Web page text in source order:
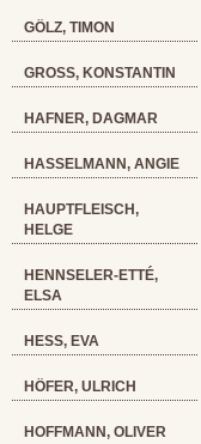
GÖLZ, TIMON
GROSS, KONSTANTIN
HAFNER, DAGMAR
HASSELMANN, ANGIE
HAUPTFLEISCH,
HELGE
HENNSELER-ETTÉ,
ELSA
HESS, EVA
HÖFER, ULRICH
HOFFMANN, OLIVER